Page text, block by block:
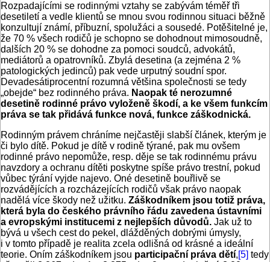
Rozpadajícími se rodinnými vztahy se zabývám téměř tři
desetiletí a vedle klientů se mnou svou rodinnou situaci běžně
konzultují známí, příbuzní, spolužáci a sousedé. Potěšitelné je,
že 70 % všech rodičů je schopno se dohodnout mimosoudně,
dalších 20 % se dohodne za pomoci soudců, advokátů,
mediátorů a opatrovníků. Zbylá desetina (a zejména 2 %
patologických jedinců) pak vede urputný soudní spor.
Devadesátiprocentní rozumná většina společnosti se tedy
„obejde“ bez rodinného práva. Naopak té nerozumné
desetině rodinné právo vyloženě škodí, a ke všem funkcím
práva se tak přidává funkce nová, funkce záškodnická.
Rodinným právem chráníme nejčastěji slabší článek, kterým je
či bylo dítě. Pokud je dítě v rodině týrané, pak mu ovšem
rodinné právo nepomůže, resp. děje se tak rodinnému právu
navzdory a ochranu dítěti poskytne spíše právo trestní, pokud
vůbec týrání vyjde najevo. Oné desetině bouřlivě se
rozvádějících a rozcházejících rodičů však právo naopak
nadělá více škody než užitku. Záškodníkem jsou totiž práva,
která byla do českého právního řádu zavedena ústavními
a evropskými institucemi z nejlepších důvodů. Jak už to
bývá u všech cest do pekel, dlážděných dobrými úmysly,
i v tomto případě je realita zcela odlišná od krásné a ideální
teorie. Oním záškodníkem jsou participační práva dětí,[5] tedy